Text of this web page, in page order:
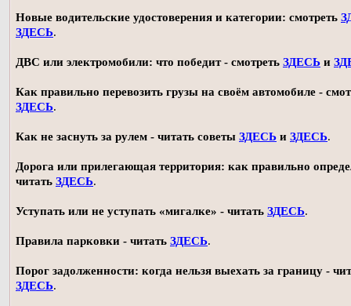
Новые водительские удостоверения и категории: смотреть
ЗДЕСЬ.
ДВС или электромобили: что победит - смотреть ЗДЕСЬ и
Как правильно перевозить грузы на своём автомобиле -
ЗДЕСЬ.
Как не заснуть за рулем - читать советы ЗДЕСЬ и ЗДЕСЬ.
Дорога или прилегающая территория: как правильно
читать ЗДЕСЬ.
Уступать или не уступать «мигалке» - читать ЗДЕСЬ.
Правила парковки - читать ЗДЕСЬ.
Порог задолженности: когда нельзя выехать за границу -
ЗДЕСЬ.